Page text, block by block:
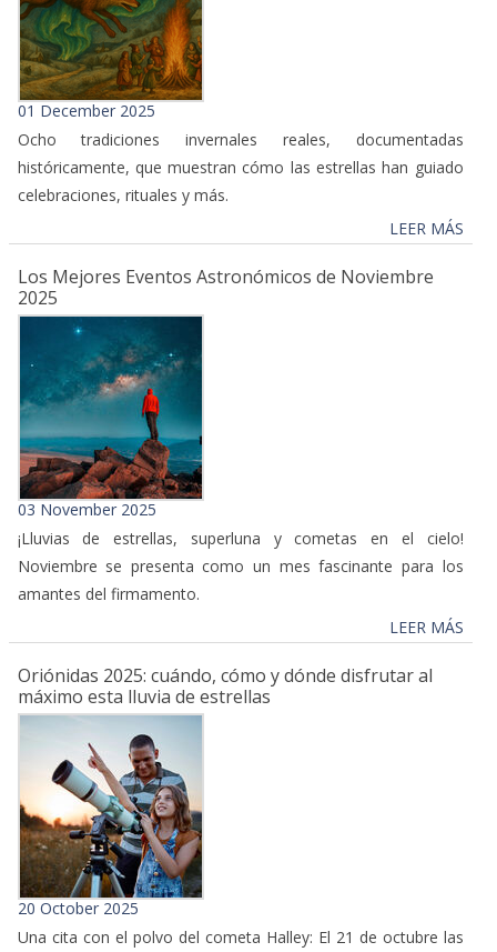
01 December 2025
Ocho tradiciones invernales reales, documentadas
históricamente, que muestran cómo las estrellas han guiado
celebraciones, rituales y más.
LEER MÁS
Los Mejores Eventos Astronómicos de Noviembre
2025
03 November 2025
¡Lluvias de estrellas, superluna y cometas en el cielo!
Noviembre se presenta como un mes fascinante para los
amantes del firmamento.
LEER MÁS
Oriónidas 2025: cuándo, cómo y dónde disfrutar al
máximo esta lluvia de estrellas
20 October 2025
Una cita con el polvo del cometa Halley: El 21 de octubre las